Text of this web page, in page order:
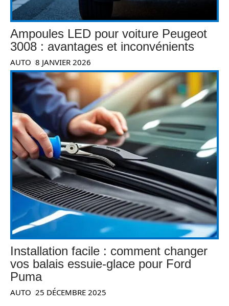
Ampoules LED pour voiture Peugeot
3008 : avantages et inconvénients
AUTO 8 JANVIER 2026
Installation facile : comment changer
vos balais essuie-glace pour Ford
Puma
AUTO 25 DÉCEMBRE 2025